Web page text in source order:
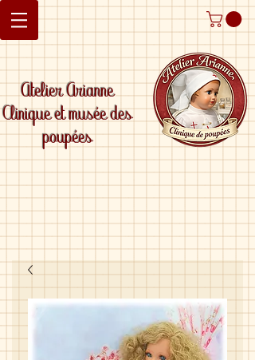
Atelier Arianne
Clinique et musée des
poupées